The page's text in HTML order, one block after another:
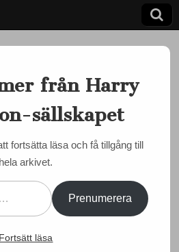
daggdroppen och speglar
kosmos
,MUSIK
mellan
blir musik
är namnet på en kommande CD-
från Harry
sällskapet
fortsätta läsa och få tillgång till
hela arkivet.
Prenumerera
Fortsätt läsa